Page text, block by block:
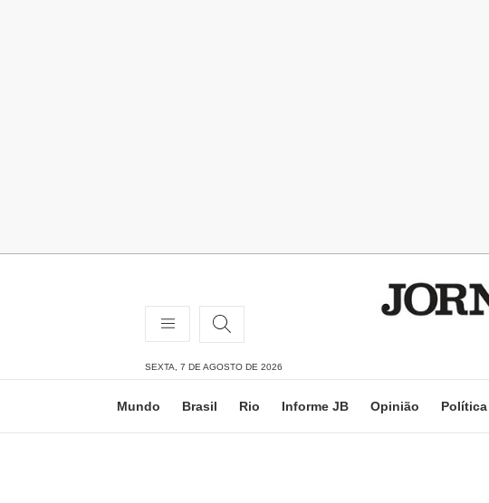
SEXTA, 7 DE AGOSTO DE 2026
Mundo Brasil Rio Informe JB Opinião Política